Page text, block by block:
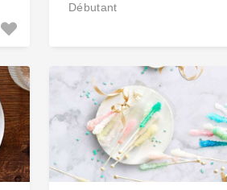
Débutant